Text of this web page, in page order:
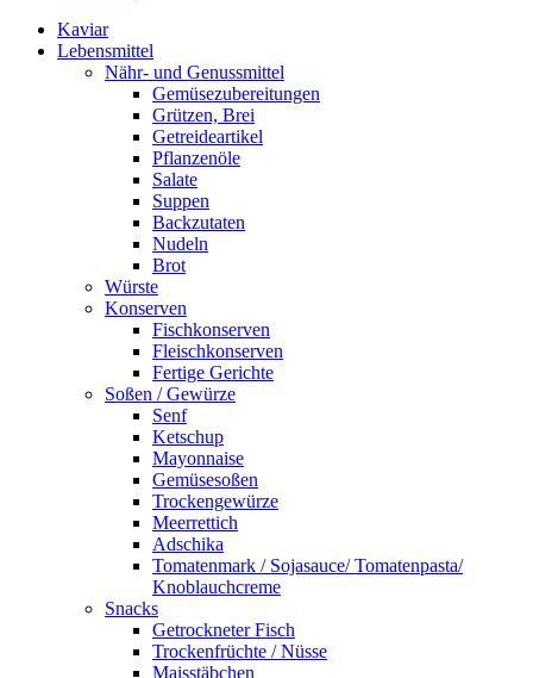
Kaviar
Lebensmittel
Nähr- und Genussmittel
Gemüsezubereitungen
Grützen, Brei
Getreideartikel
Pflanzenöle
Salate
Suppen
Backzutaten
Nudeln
Brot
Würste
Konserven
Fischkonserven
Fleischkonserven
Fertige Gerichte
Soßen / Gewürze
Senf
Ketschup
Mayonnaise
Gemüsesoßen
Trockengewürze
Meerrettich
Adschika
Tomatenmark / Sojasauce/ Tomatenpasta/
Knoblauchcreme
Snacks
Getrockneter Fisch
Trockenfrüchte / Nüsse
Maisstäbchen